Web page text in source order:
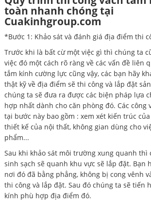
toàn nhanh chóng tại
Cuakinhgroup.com
*Bước 1: Khảo sát và đánh giá địa điểm thi
Trước khi là bất cừ một việc gì thì chúng ta
việc đó một cách rõ ràng về các vấn đề liên
tắm kính cường lực cũng vậy, các bạn hãy
thật kỹ về địa điểm sẽ thi công và lắp đặt
chúng ta sẽ đưa ra được các biện pháp lựa
hợp nhất dành cho căn phòng đó. Các công
tại bước này bao gồm : xem xét kiến trúc
thiết kế của nội thất, không gian dùng cho
phẩm...
Sau khi khảo sát môi trường xung quanh thì
sinh sạch sẽ quanh khu vực sẽ lắp đặt. Bạn
nơi đó đã bằng phẳng, không bị cong vênh
thi công và lắp đặt. Sau đó chúng ta sẽ tiến
kính phù hợp địa điểm đó.